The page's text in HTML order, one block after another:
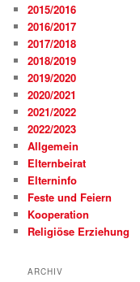
2015/2016
2016/2017
2017/2018
2018/2019
2019/2020
2020/2021
2021/2022
2022/2023
Allgemein
Elternbeirat
Elterninfo
Feste und Feiern
Kooperation
Religiöse Erziehung
ARCHIV